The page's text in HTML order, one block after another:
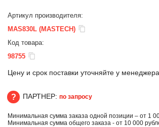
Артикул производителя:
MAS830L (MASTECH)
Код товара:
98755
Цену и срок поставки уточняйте у
ПАРТНЕР
ПАРТНЕР: по запросу
Минимальная сумма заказа одной позиции – от 1
Минимальная сумма общего заказа - от 10 000